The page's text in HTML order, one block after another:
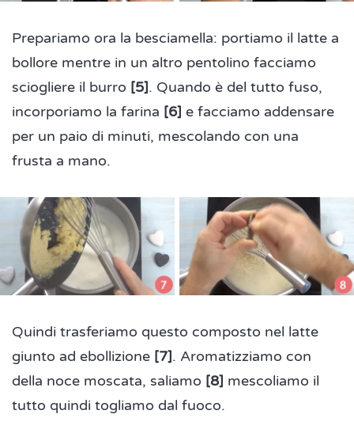
Prepariamo ora la besciamella: portiamo il latte a
bollore mentre in un altro pentolino facciamo
sciogliere il burro [5]. Quando è del tutto fuso,
incorporiamo la farina [6] e facciamo addensare
per un paio di minuti, mescolando con una
frusta a mano.
Quindi trasferiamo questo composto nel latte
giunto ad ebollizione [7]. Aromatizziamo con
della noce moscata, saliamo [8] mescoliamo il
tutto quindi togliamo dal fuoco.